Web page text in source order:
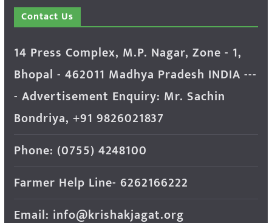
Contact Us
14 Press Complex, M.P. Nagar, Zone - 1,
Bhopal - 462011 Madhya Pradesh INDIA ---
- Advertisement Enquiry: Mr. Sachin
Bondriya, +91 9826021837
Phone: (0755) 4248100
Farmer Help Line- 6262166222
Email: info@krishakjagat.org